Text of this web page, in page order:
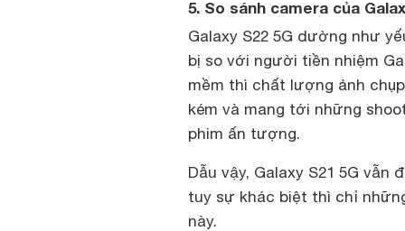
5. So sánh camera của
Galaxy S22 5G dường như
bị so với người tiền nhiệm
mềm thì chất lượng ảnh
kém và mang tới những
phim ấn tượng.
Dẫu vậy, Galaxy S21 5G vẫn
tuy sự khác biệt thì chỉ
này.